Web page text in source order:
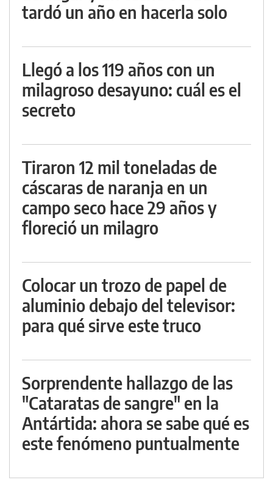
tardó un año en hacerla solo
Llegó a los 119 años con un
milagroso desayuno: cuál es el
secreto
Tiraron 12 mil toneladas de
cáscaras de naranja en un
campo seco hace 29 años y
floreció un milagro
Colocar un trozo de papel de
aluminio debajo del televisor:
para qué sirve este truco
Sorprendente hallazgo de las
"Cataratas de sangre" en la
Antártida: ahora se sabe qué es
este fenómeno puntualmente